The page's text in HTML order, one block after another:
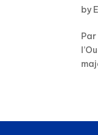
by
Par